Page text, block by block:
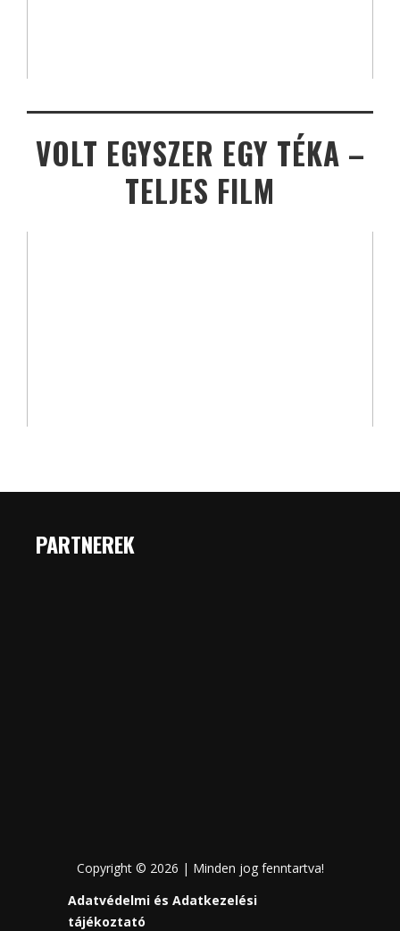
VOLT EGYSZER EGY TÉKA –
TELJES FILM
PARTNEREK
Copyright © 2026 | Minden jog fenntartva!
Adatvédelmi és Adatkezelési
tájékoztató